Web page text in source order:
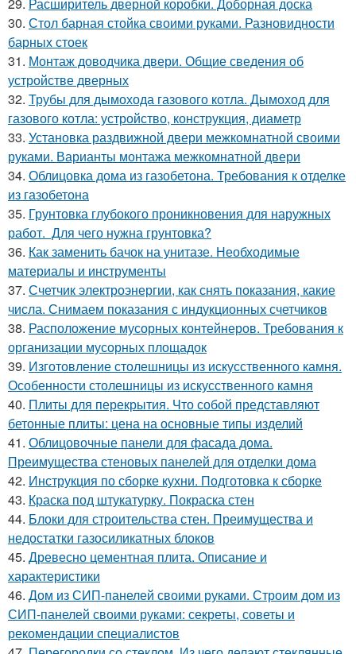
30. Стол барная стойка своими руками. Разновидности
барных стоек
31. Монтаж доводчика двери. Общие сведения об
устройстве дверных
32. Трубы для дымохода газового котла. Дымоход для
газового котла: устройство, конструкция, диаметр
33. Установка раздвижной двери межкомнатной своими
руками. Варианты монтажа межкомнатной двери
34. Облицовка дома из газобетона. Требования к отделке
из газобетона
35. Грунтовка глубокого проникновения для наружных
работ. Для чего нужна грунтовка?
36. Как заменить бачок на унитазе. Необходимые
материалы и инструменты
37. Счетчик электроэнергии, как снять показания, какие
числа. Снимаем показания с индукционных счетчиков
38. Расположение мусорных контейнеров. Требования к
организации мусорных площадок
39. Изготовление столешницы из искусственного камня.
Особенности столешницы из искусственного камня
40. Плиты для перекрытия. Что собой представляют
бетонные плиты: цена на основные типы изделий
41. Облицовочные панели для фасада дома.
Преимущества стеновых панелей для отделки дома
42. Инструкция по сборке кухни. Подготовка к сборке
43. Краска под штукатурку. Покраска стен
44. Блоки для строительства стен. Преимущества и
недостатки газосиликатных блоков
45. Древесно цементная плита. Описание и
характеристики
46. Дом из СИП-панелей своими руками. Строим дом из
СИП-панелей своими руками: секреты, советы и
рекомендации специалистов